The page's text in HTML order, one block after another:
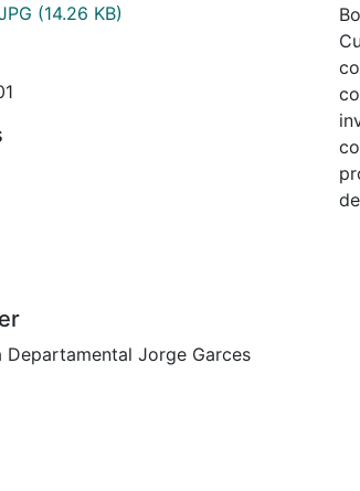
(14.26 KB)
Departamental Jorge Garces